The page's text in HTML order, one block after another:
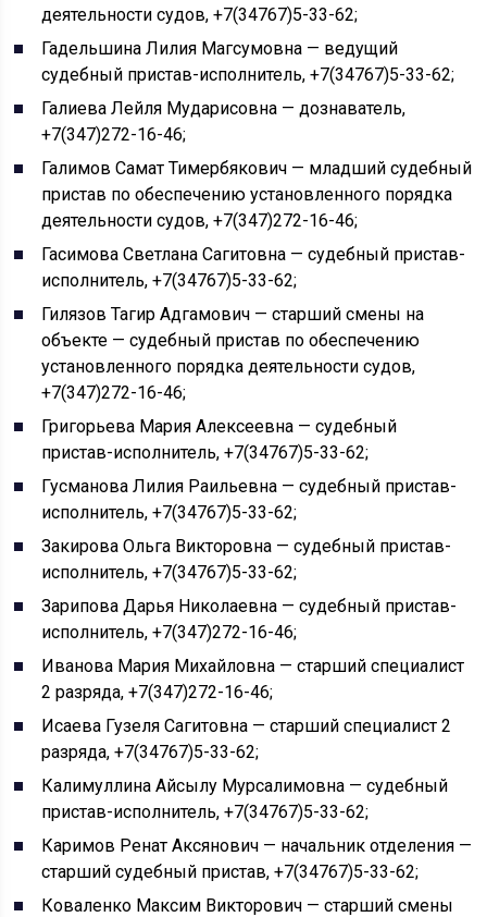
деятельности судов, +7(34767)5-33-62;
Гадельшина Лилия Магсумовна — ведущий
судебный пристав-исполнитель, +7(34767)5-33-62;
Галиева Лейля Мударисовна — дознаватель,
+7(347)272-16-46;
Галимов Самат Тимербякович — младший судебный
пристав по обеспечению установленного порядка
деятельности судов, +7(347)272-16-46;
Гасимова Светлана Сагитовна — судебный пристав-
исполнитель, +7(34767)5-33-62;
Гилязов Тагир Адгамович — старший смены на
объекте — судебный пристав по обеспечению
установленного порядка деятельности судов,
+7(347)272-16-46;
Григорьева Мария Алексеевна — судебный
пристав-исполнитель, +7(34767)5-33-62;
Гусманова Лилия Раильевна — судебный пристав-
исполнитель, +7(34767)5-33-62;
Закирова Ольга Викторовна — судебный пристав-
исполнитель, +7(34767)5-33-62;
Зарипова Дарья Николаевна — судебный пристав-
исполнитель, +7(347)272-16-46;
Иванова Мария Михайловна — старший специалист
2 разряда, +7(347)272-16-46;
Исаева Гузеля Сагитовна — старший специалист 2
разряда, +7(34767)5-33-62;
Калимуллина Айсылу Мурсалимовна — судебный
пристав-исполнитель, +7(34767)5-33-62;
Каримов Ренат Аксянович — начальник отделения —
старший судебный пристав, +7(34767)5-33-62;
Коваленко Максим Викторович — старший смены